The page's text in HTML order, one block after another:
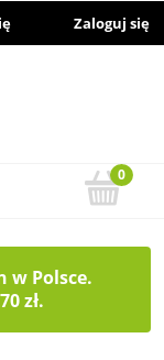
Zaloguj się
w Polsce.
zł.